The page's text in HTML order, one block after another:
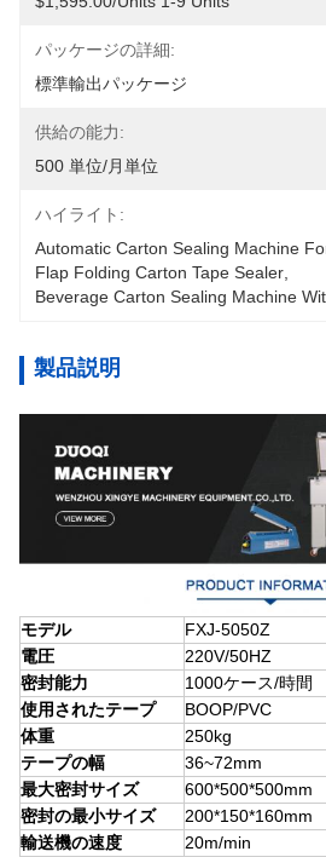
パッケージの詳細:
標準輸出パッケージ
供給の能力:
500 単位/月単位
ハイライト:
Automatic Carton Sealing Machine
Flap Folding Carton Tape Sealer
Beverage Carton Sealing Machine
製品説明
モデル
FXJ-5050Z
電圧
220V/50HZ
密封能力
1000ケース/時間
使用されたテープ
BOOP/PVC
体重
250kg
テープの幅
36~72mm
最大密封サイズ
600*500*500mm
密封の最小サイズ
200*150*160mm
輸送機の速度
20m/min